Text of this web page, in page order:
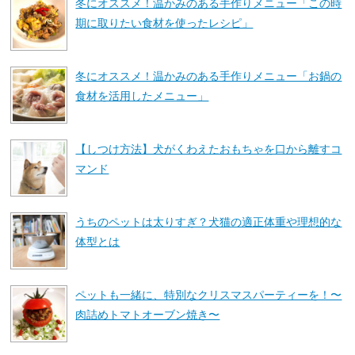
冬にオススメ！温かみのある手作りメニュー「この時
期に取りたい食材を使ったレシピ」
冬にオススメ！温かみのある手作りメニュー「お鍋の
食材を活用したメニュー」
【しつけ方法】犬がくわえたおもちゃを口から離すコ
マンド
うちのペットは太りすぎ？犬猫の適正体重や理想的な
体型とは
ペットも一緒に、特別なクリスマスパーティーを！〜
肉詰めトマトオーブン焼き〜